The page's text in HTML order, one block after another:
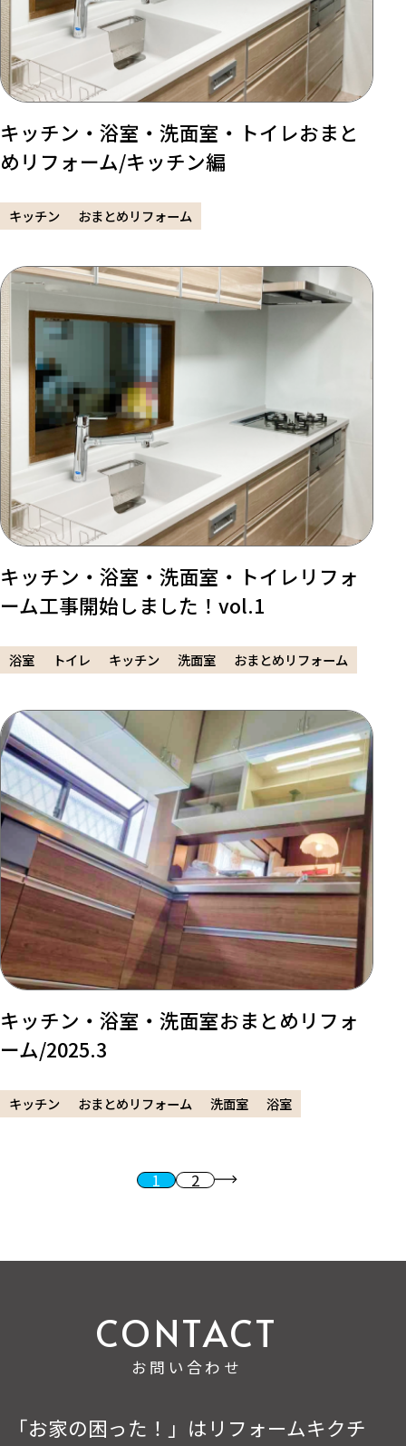
キッチン・浴室・洗面室・トイレおまと
めリフォーム/キッチン編
キッチン おまとめリフォーム
キッチン・浴室・洗面室・トイレリフォ
ーム工事開始しました！vol.1
浴室 トイレ キッチン 洗面室 おまとめリフォーム
キッチン・浴室・洗面室おまとめリフォ
ーム/2025.3
キッチン おまとめリフォーム 洗面室 浴室
1 2 次へ
お問い合わせ
「お家の困った！」はリフォームキクチ